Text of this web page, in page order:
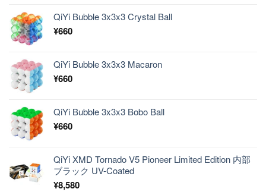
QiYi Bubble 3x3x3 Crystal Ball
¥660
QiYi Bubble 3x3x3 Macaron
¥660
QiYi Bubble 3x3x3 Bobo Ball
¥660
QiYi XMD Tornado V5 Pioneer Limited Edition 内部
ブラック UV-Coated
¥8,580